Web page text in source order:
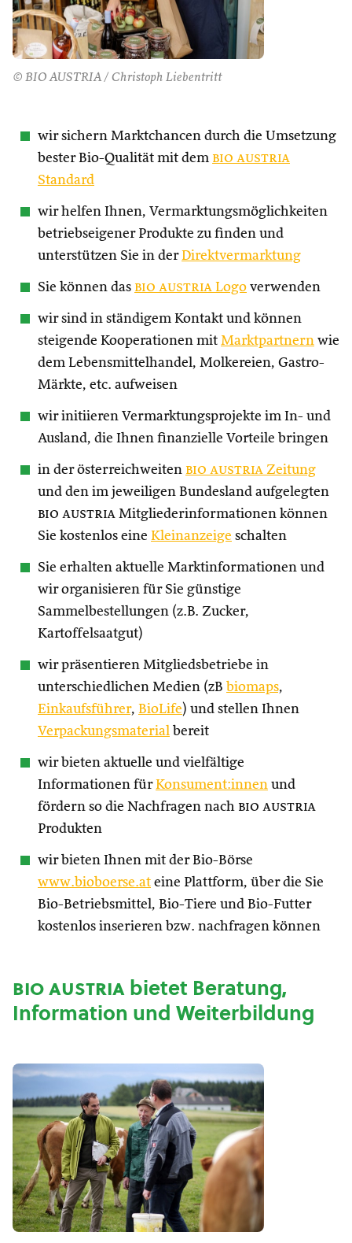
© BIO AUSTRIA / Christoph Liebentritt
wir sichern Marktchancen durch die Umsetzung
bester Bio-Qualität mit dem bio austria
Standard
wir helfen Ihnen, Vermarktungsmöglichkeiten
betriebseigener Produkte zu finden und
unterstützen Sie in derDirektvermarktung
Sie können das bio austria Logo verwenden
wir sind in ständigem Kontakt und können
steigende Kooperationen mit Marktpartnern wie
dem Lebensmittelhandel, Molkereien, Gastro-
Märkte, etc. aufweisen
wir initiieren Vermarktungsprojekte im In- und
Ausland, die Ihnen finanzielle Vorteile bringen
in der österreichweiten bio austria Zeitung
und den im jeweiligen Bundesland aufgelegten
bio austria Mitgliederinformationen können
Sie kostenlos eine Kleinanzeige schalten
Sie erhalten aktuelle Marktinformationen und
wir organisieren für Sie günstige
Sammelbestellungen (z.B. Zucker,
Kartoffelsaatgut)
wir präsentieren Mitgliedsbetriebe in
unterschiedlichen Medien (zB biomaps,
Einkaufsführer, BioLife) und stellen Ihnen
Verpackungsmaterial bereit
wir bieten aktuelle und vielfältige
Informationen fürKonsument:innen und
fördern so die Nachfragen nach bio austria
Produkten
wir bieten Ihnen mit der Bio-Börse
www.bioboerse.at eine Plattform, über die Sie
Bio-Betriebsmittel, Bio-Tiere und Bio-Futter
kostenlos inserieren bzw. nachfragen können
bio austriabietet Beratung,
Information und Weiterbildung